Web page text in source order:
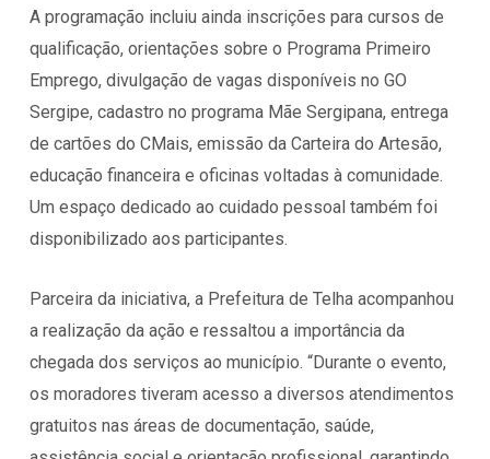
A programação incluiu ainda inscrições para cursos de
qualificação, orientações sobre o Programa Primeiro
Emprego, divulgação de vagas disponíveis no GO
Sergipe, cadastro no programa Mãe Sergipana, entrega
de cartões do CMais, emissão da Carteira do Artesão,
educação financeira e oficinas voltadas à comunidade.
Um espaço dedicado ao cuidado pessoal também foi
disponibilizado aos participantes.
Parceira da iniciativa, a Prefeitura de Telha acompanhou
a realização da ação e ressaltou a importância da
chegada dos serviços ao município. “Durante o evento,
os moradores tiveram acesso a diversos atendimentos
gratuitos nas áreas de documentação, saúde,